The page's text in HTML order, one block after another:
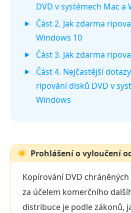
DVD v systémech Mac a
Část 2. Jak zdarma
Windows 10
Část 3. Jak zdarma
Část 4. Nejčastější
ripování disků DVD v
Windows
Prohlášení o vyloučení
Kopírování DVD
za účelem komerčního
distribuce je podle zákonů,